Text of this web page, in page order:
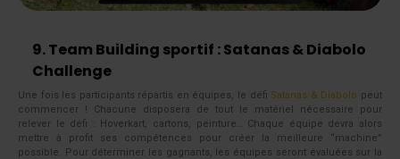
9. Team Building sportif : Satanas & Diabolo
Challenge
Une fois les participants répartis en équipes, le défi Satanas & Diabolo peut
commencer ! Chacune disposera de tout le matériel nécessaire pour
relever le défi : Hoverkart, cartons, peinture… Chaque équipe devra alors
mettre à profit ses compétences pour créer la meilleure “machine”
possible. Pour déterminer les gagnants, les équipes seront évaluées sur la